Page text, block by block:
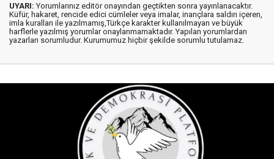
UYARI: Yorumlarınız editör onayından geçtikten sonra yayınlanacaktır.
Küfür, hakaret, rencide edici cümleler veya imalar, inançlara saldırı içeren,
imla kuralları ile yazılmamış,Türkçe karakter kullanılmayan ve büyük
harflerle yazılmış yorumlar onaylanmamaktadır. Yapılan yorumlardan
yazarları sorumludur. Kurumumuz hiçbir şekilde sorumlu tutulamaz.